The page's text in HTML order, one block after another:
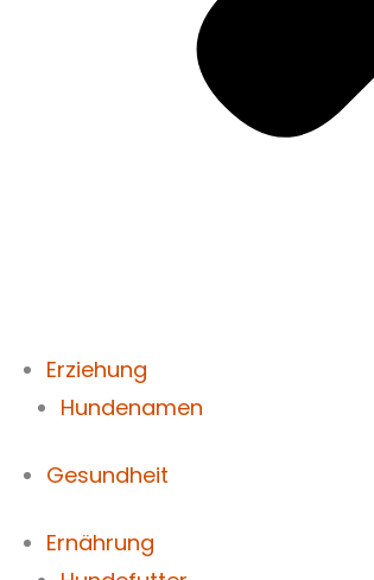
Erziehung
Hundenamen
Gesundheit
Ernährung